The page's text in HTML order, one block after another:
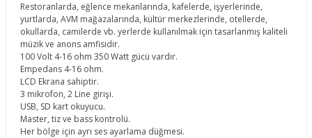
Restoranlarda, eğlence mekanlarında, kafelerde, işyerlerinde,
yurtlarda, AVM mağazalarında, kültür merkezlerinde, otellerde,
okullarda, camilerde vb. yerlerde kullanılmak için tasarlanmış kaliteli
müzik ve anons amfisidir.
100 Volt 4-16 ohm 350 Watt gücü vardır.
Empedans 4-16 ohm.
LCD Ekrana sahiptir.
3 mikrofon, 2 Line girişi.
USB, SD kart okuyucu.
Master, tiz ve bass kontrolü.
Her bölge için ayrı ses ayarlama düğmesi.